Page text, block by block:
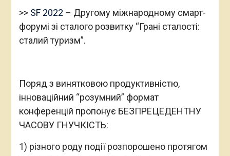
>> SF 2022 – Другому міжнародному смарт-
форумі зі сталого розвитку “Грані сталості:
сталий туризм”.
Поряд з винятковою продуктивністю,
інноваційний “розумний” формат
конференцій пропонує БЕЗПРЕЦЕДЕНТНУ
ЧАСОВУ ГНУЧКІСТЬ:
1) різного роду події розпорошено протягом